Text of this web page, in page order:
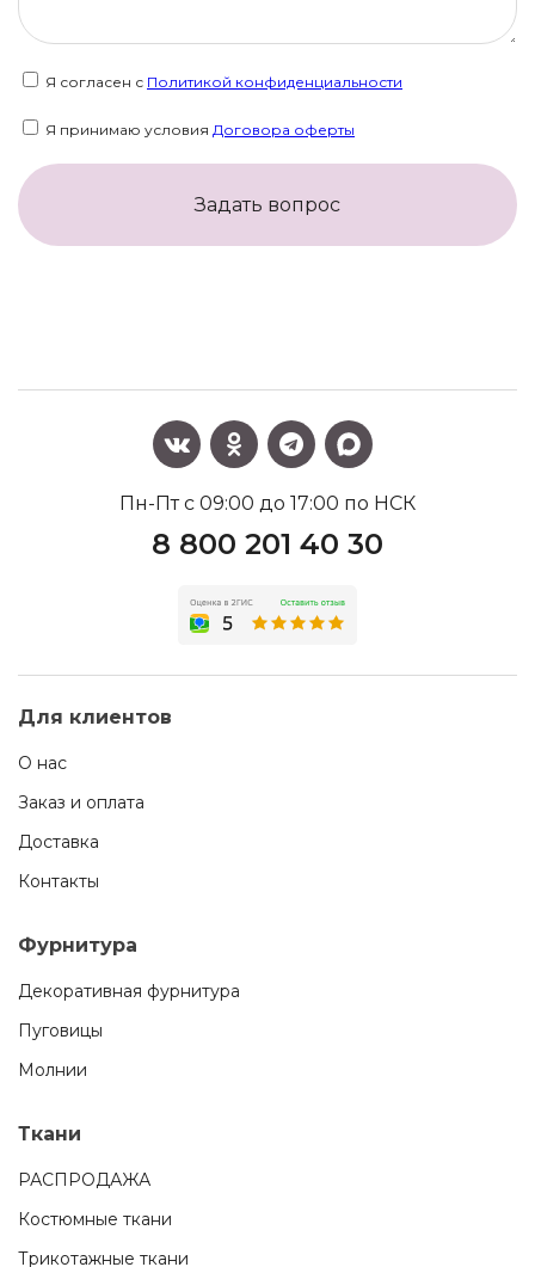
Я согласен с Политикой конфиденциальности
Я принимаю условия Договора оферты
Задать вопрос
Пн-Пт с 09:00 до 17:00 по НСК
8 800 201 40 30
Для клиентов
О нас
Заказ и оплата
Доставка
Контакты
Фурнитура
Декоративная фурнитура
Пуговицы
Молнии
Ткани
РАСПРОДАЖА
Костюмные ткани
Трикотажные ткани